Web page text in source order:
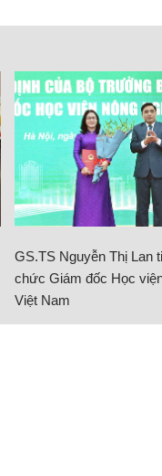
GS.TS Nguyễn Thị Lan
chức Giám đốc Học
Việt Nam